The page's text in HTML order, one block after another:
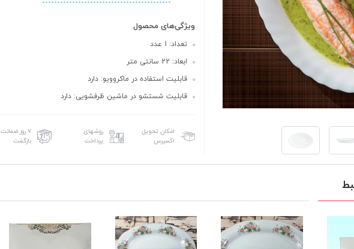
ویژگی‌های محصول
تعداد: 1 عدد
ابعاد: 22 سانتی متر
قابلیت استفاده در ماکروویو: دارد
قابلیت شستشو در ماشین ظرفشویی: دارد
امکان تحویل
اکسپرس
روشهای
پرداخت
۷ روز ضمانت
بازگشت